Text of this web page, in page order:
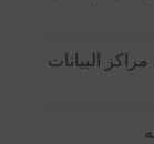
البيانات